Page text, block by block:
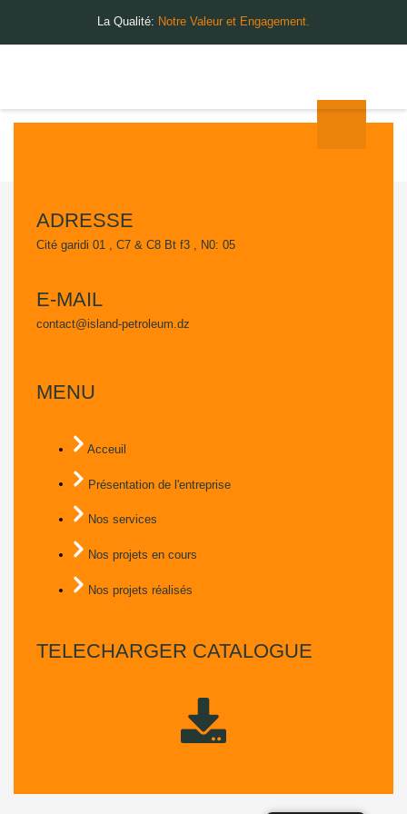
La Qualité: Notre Valeur et Engagement.
ADRESSE
Cité garidi 01 , C7 & C8 Bt f3 , N0: 05
E-MAIL
contact@island-petroleum.dz
MENU
Acceuil
Présentation de l'entreprise
Nos services
Nos projets en cours
Nos projets réalisés
TELECHARGER CATALOGUE